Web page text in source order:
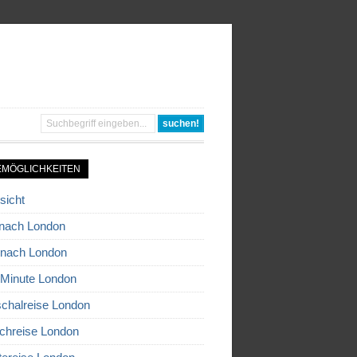
London
London
London
London
London